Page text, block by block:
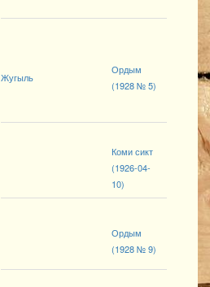
Жугыль
Ордым
(1928 № 5)
Коми сикт
(1926-04-
10)
Ордым
(1928 № 9)